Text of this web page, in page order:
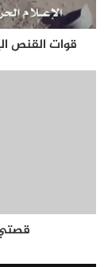
قوات القنص